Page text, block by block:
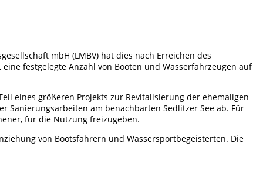
mbH (LMBV) hat dies nach Erreichen des
festgelegte Anzahl von Booten und Wasserfahrzeugen auf
eines größeren Projekts zur Revitalisierung der ehemaligen
Sanierungsarbeiten am benachbarten Sedlitzer See ab. Für
für die Nutzung freizugeben.
von Bootsfahrern und Wassersportbegeisterten. Die